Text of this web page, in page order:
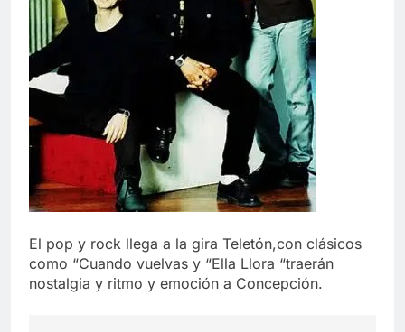
El pop y rock llega a la gira Teletón,con clásicos
como “Cuando vuelvas y “Ella Llora “traerán
nostalgia y ritmo y emoción a Concepción.